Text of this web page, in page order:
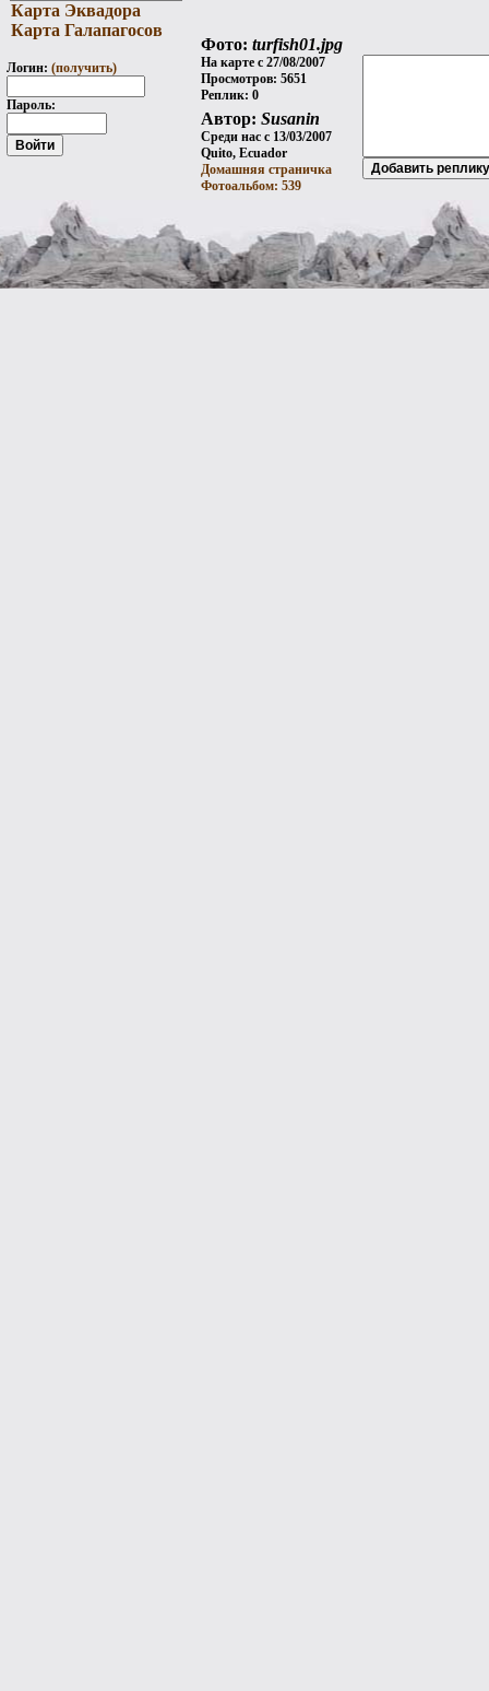
Карта Эквадора
Карта Галапагосов
Логин: (получить)
Пароль:
Фото: turfish01.jpg
На карте с 27/08/2007
Просмотров: 5651
Реплик: 0
Автор: Susanin
Среди нас с 13/03/2007
Quito, Ecuador
Домашняя страничка
Фотоальбом: 539